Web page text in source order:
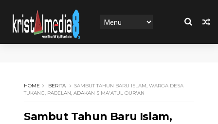
HOME BERITA
SAMBUT TAHUN BARU ISLAM, WARGA DESA
TUKANG, PABELAN, ADAKAN SIMA'ATUL QUR'AN
Sambut Tahun Baru Islam,